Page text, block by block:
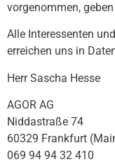
vorgenommen,
Alle Interessenten
erreichen uns in
Herr Sascha Hesse
AGOR AG
Niddastraße 74
60329 Frankfurt
069 94 94 32 410